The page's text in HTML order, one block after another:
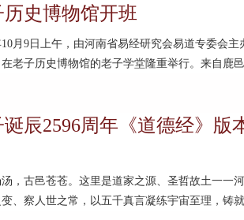
史博物馆开班
10月9日上午，由河南省易经研究会易道专委会主
老子历史博物馆的老子学堂隆重举行。来自鹿邑
辰2596周年《道德经》版
汤，古邑苍苍。这里是道家之源、圣哲故土一一
、察人世之常，以五千真言凝练宇宙至理，铸就